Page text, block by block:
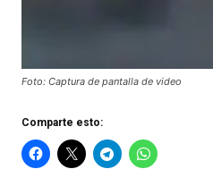
Foto: Captura de pantalla de video
Comparte esto: